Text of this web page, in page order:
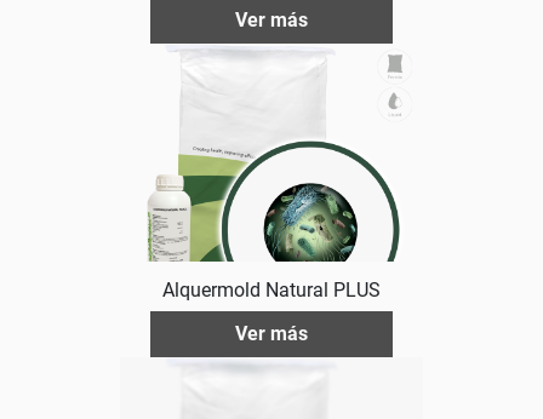
Ver más
Alquermold Natural PLUS
Ver más